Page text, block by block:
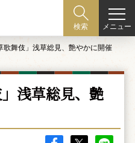
検索 メニュー
歌舞伎」浅草総見、艶やかに開催
」浅草総見、艶